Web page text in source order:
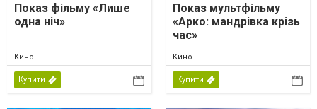
Показ фільму «Лише
одна ніч»
Кино
Купити
Показ мультфільму
«Арко: мандрівка крізь
час»
Кино
Купити